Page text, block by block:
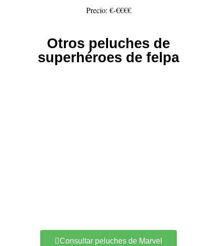
Precio: €-€€€€
Otros peluches de
superhéroes de felpa
Consultar peluches de Marvel